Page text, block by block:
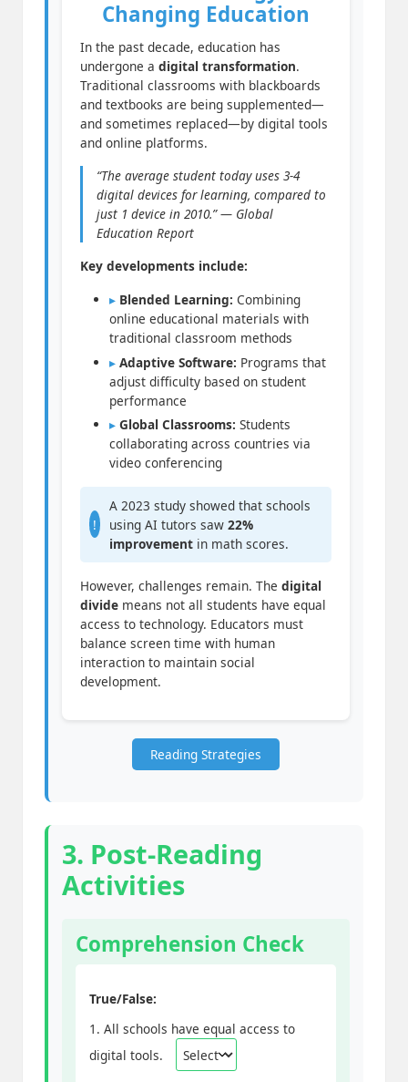
Changing Education
In the past decade, education has
undergone a digital transformation.
Traditional classrooms with blackboards
and textbooks are being supplemented—
and sometimes replaced—by digital tools
and online platforms.
“The average student today uses 3-4
digital devices for learning, compared to
just 1 device in 2010.” — Global
Education Report
Key developments include:
▸ Blended Learning: Combining
online educational materials with
traditional classroom methods
▸ Adaptive Software: Programs that
adjust difficulty based on student
performance
▸ Global Classrooms: Students
collaborating across countries via
video conferencing
!
A 2023 study showed that schools
using AI tutors saw22%
improvement in math scores.
However, challenges remain. The digital
divide means not all students have equal
access to technology. Educators must
balance screen time with human
interaction to maintain social
development.
Reading Strategies
3. Post-Reading
Activities
Comprehension Check
True/False:
1. All schools have equal access to
digital tools.